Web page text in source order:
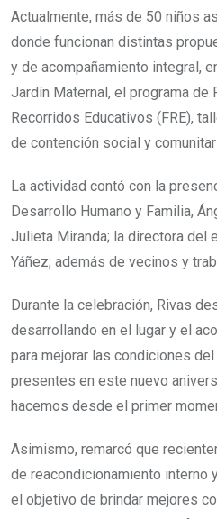
Actualmente, más de 50 niños
donde funcionan distintas
y de acompañamiento integral,
Jardín Maternal, el programa de
Recorridos Educativos (FRE),
de contención social y
La actividad contó con la
Desarrollo Humano y Familia,
Julieta Miranda; la directora del
Yáñez; además de vecinos y
Durante la celebración, Rivas
desarrollando en el lugar y el
para mejorar las condiciones
presentes en este nuevo
hacemos desde el primer
Asimismo, remarcó que
de reacondicionamiento interno
el objetivo de brindar mejores